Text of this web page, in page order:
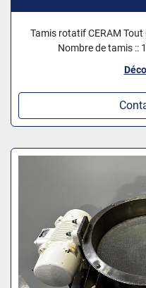
Tamis rotatif CERAM
Nombre de tamis ::